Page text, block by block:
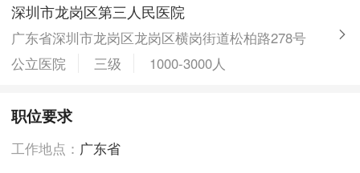
深圳市龙岗区第三人民医院
广东省深圳市龙岗区龙岗区横岗街道松柏路278号
公立医院
三级 1000-3000人
职位要求
工作地点： 广东省